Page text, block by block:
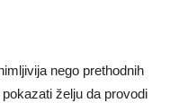
nego prethodnih
želju da provodi